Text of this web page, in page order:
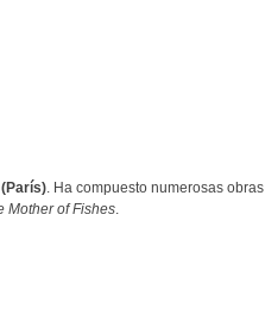
(París). Ha compuesto numerosas obras
Mother of Fishes.